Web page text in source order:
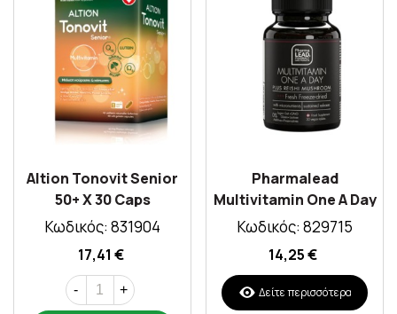
Altion Tonovit Senior
50+ X 30 Caps
Κωδικός: 831904
17,41 €
- +
Pharmalead
Multivitamin One A Day
30tabs
Κωδικός: 829715
14,25 €
Δείτε περισσότερα